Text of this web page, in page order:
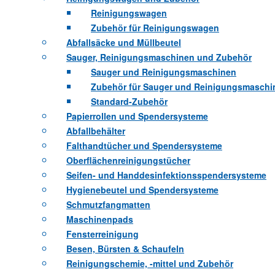
Reinigungswagen
Zubehör für Reinigungswagen
Abfallsäcke und Müllbeutel
Sauger, Reinigungsmaschinen und Zubehör
Sauger und Reinigungsmaschinen
Zubehör für Sauger und
Standard-Zubehör
Papierrollen und Spendersysteme
Abfallbehälter
Falthandtücher und Spendersysteme
Oberflächenreinigungstücher
Seifen- und Handdesinfektionsspendersysteme
Hygienebeutel und Spendersysteme
Schmutzfangmatten
Maschinenpads
Fensterreinigung
Besen, Bürsten & Schaufeln
Reinigungschemie, -mittel und Zubehör